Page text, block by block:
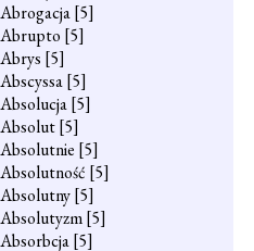
Abrogacja[5]
Abrupto [5]
Abrys [5]
Abscyssa[5]
Absolucja[5]
Absolut[5]
Absolutnie [5]
Absolutność [5]
Absolutny[5]
Absolutyzm[5]
Absorbcja[5]